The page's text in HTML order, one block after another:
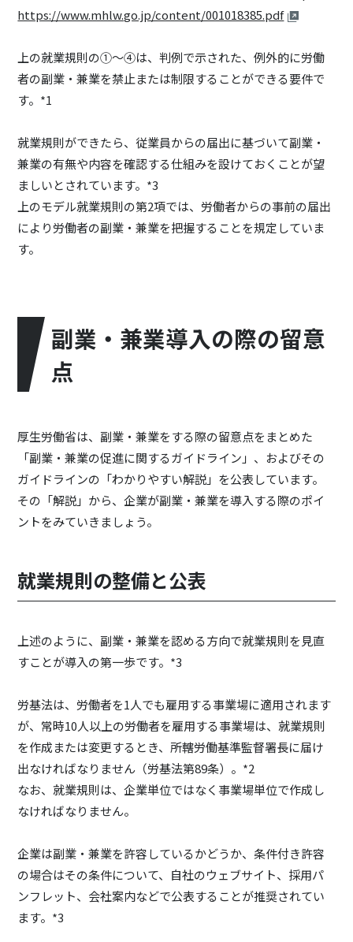
https://www.mhlw.go.jp/content/001018385.pdf
上の就業規則の①～④は、判例で示された、例外的に労働
者の副業・兼業を禁止または制限することができる要件で
す。*1
就業規則ができたら、従業員からの届出に基づいて副業・
兼業の有無や内容を確認する仕組みを設けておくことが望
ましいとされています。*3
上のモデル就業規則の第2項では、労働者からの事前の届出
により労働者の副業・兼業を把握することを規定していま
す。
副業・兼業導入の際の留意
点
厚生労働省は、副業・兼業をする際の留意点をまとめた
「副業・兼業の促進に関するガイドライン」、およびその
ガイドラインの「わかりやすい解説」を公表しています。
その「解説」から、企業が副業・兼業を導入する際のポイ
ントをみていきましょう。
就業規則の整備と公表
上述のように、副業・兼業を認める方向で就業規則を見直
すことが導入の第一歩です。*3
労基法は、労働者を1人でも雇用する事業場に適用されます
が、常時10人以上の労働者を雇用する事業場は、就業規則
を作成または変更するとき、所轄労働基準監督署長に届け
出なければなりません（労基法第89条）。*2
なお、就業規則は、企業単位ではなく事業場単位で作成し
なければなりません。
企業は副業・兼業を許容しているかどうか、条件付き許容
の場合はその条件について、自社のウェブサイト、採用パ
ンフレット、会社案内などで公表することが推奨されてい
ます。*3